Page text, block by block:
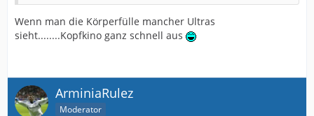
Wenn man die Körperfülle mancher Ultras
sieht........Kopfkino ganz schnell aus
ArminiaRulez
Moderator